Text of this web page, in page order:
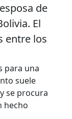
de
El
entre los
para una
suele
se procura
hecho